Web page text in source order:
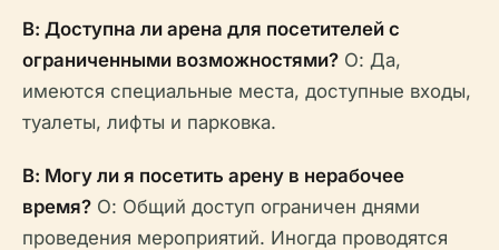
В: Доступна ли арена для посетителей с
ограниченными возможностями? О: Да,
имеются специальные места, доступные входы,
туалеты, лифты и парковка.
В: Могу ли я посетить арену в нерабочее
время? О: Общий доступ ограничен днями
проведения мероприятий. Иногда проводятся